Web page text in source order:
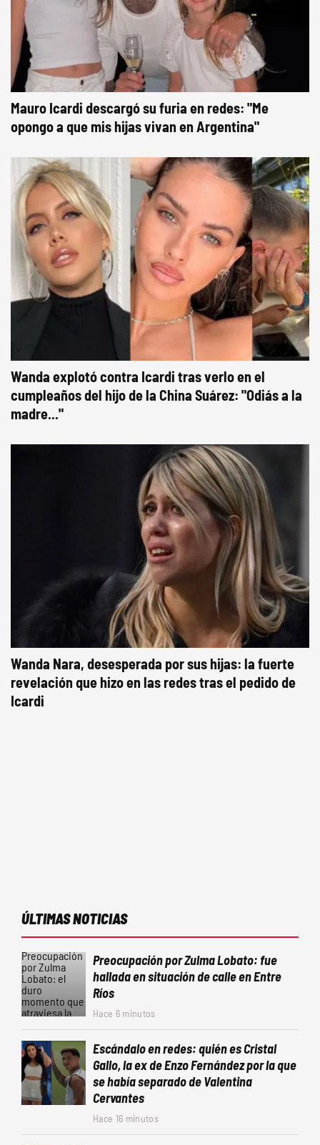
Mauro Icardi descargó su furia en redes: "Me
opongo a que mis hijas vivan en Argentina"
Wanda explotó contra Icardi tras verlo en el
cumpleaños del hijo de la China Suárez: "Odiás a la
madre..."
Wanda Nara, desesperada por sus hijas: la fuerte
revelación que hizo en las redes tras el pedido de
Icardi
ÚLTIMAS NOTICIAS
Preocupación por Zulma Lobato: fue
hallada en situación de calle en Entre
Ríos
Hace 6 minutos
Escándalo en redes: quién es Cristal
Gallo, la ex de Enzo Fernández por la que
se había separado de Valentina
Cervantes
Hace 16 minutos